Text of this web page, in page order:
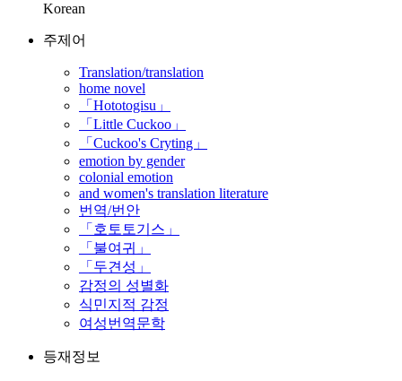
Korean
주제어
Translation/translation
home novel
「Hototogisu」
「Little Cuckoo」
「Cuckoo's Cryting」
emotion by gender
colonial emotion
and women's translation literature
번역/번안
「호토토기스」
「불여귀」
「두견성」
감정의 성별화
식민지적 감정
여성번역문학
등재정보